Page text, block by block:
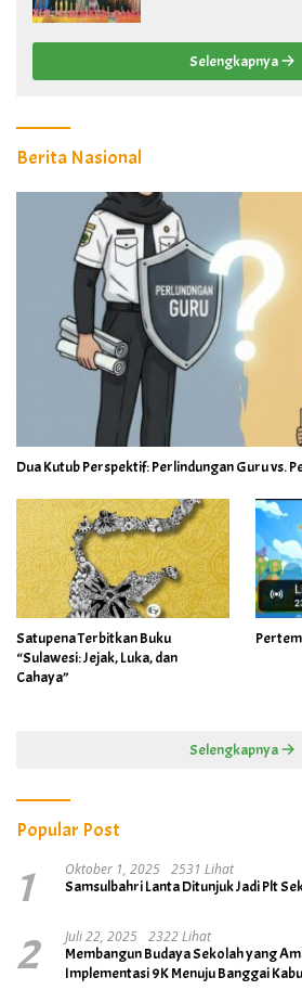
Selengkapnya
Berita Nasional
Dua Kutub Perspektif: Perlindungan Guru vs.
Satupena Terbitkan Buku
“Sulawesi: Jejak, Luka, dan
Cahaya”
Selengkapnya
Popular Post
1 Oktober 1, 2025 2531 Lihat
Samsulbahri Lanta Ditunjuk Jadi Plt
2 Juli 22, 2025 2322 Lihat
Membangun Budaya Sekolah yang
Implementasi 9K Menuju Banggai